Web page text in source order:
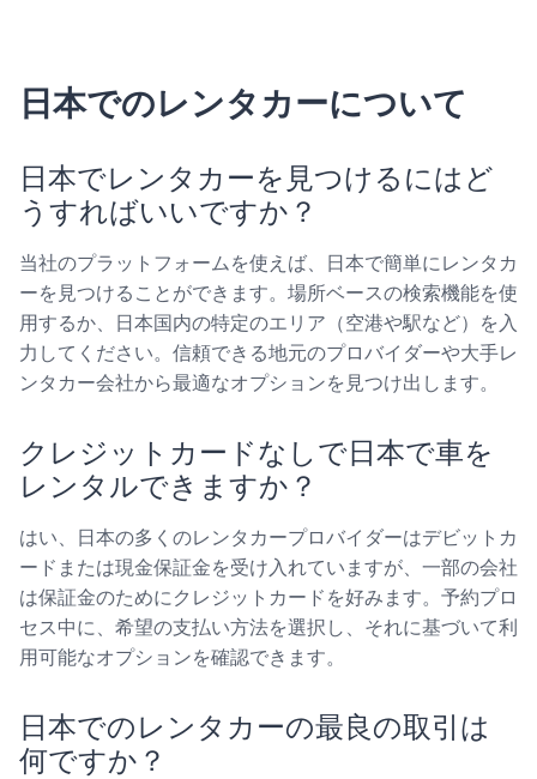
日本でのレンタカーについて
日本でレンタカーを見つけるにはど
うすればいいですか？
当社のプラットフォームを使えば、日本で簡単にレンタカ
ーを見つけることができます。場所ベースの検索機能を使
用するか、日本国内の特定のエリア（空港や駅など）を入
力してください。信頼できる地元のプロバイダーや大手レ
ンタカー会社から最適なオプションを見つけ出します。
クレジットカードなしで日本で車を
レンタルできますか？
はい、日本の多くのレンタカープロバイダーはデビットカ
ードまたは現金保証金を受け入れていますが、一部の会社
は保証金のためにクレジットカードを好みます。予約プロ
セス中に、希望の支払い方法を選択し、それに基づいて利
用可能なオプションを確認できます。
日本でのレンタカーの最良の取引は
何ですか？